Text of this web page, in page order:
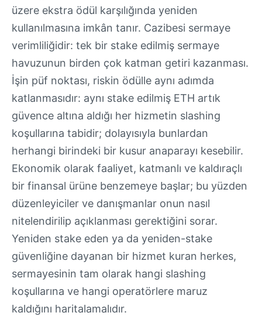
üzere ekstra ödül karşılığında yeniden
kullanılmasına imkân tanır. Cazibesi sermaye
verimliliğidir: tek bir stake edilmiş sermaye
havuzunun birden çok katman getiri kazanması.
İşin püf noktası, riskin ödülle aynı adımda
katlanmasıdır: aynı stake edilmiş ETH artık
güvence altına aldığı her hizmetin slashing
koşullarına tabidir; dolayısıyla bunlardan
herhangi birindeki bir kusur anaparayı kesebilir.
Ekonomik olarak faaliyet, katmanlı ve kaldıraçlı
bir finansal ürüne benzemeye başlar; bu yüzden
düzenleyiciler ve danışmanlar onun nasıl
nitelendirilip açıklanması gerektiğini sorar.
Yeniden stake eden ya da yeniden-stake
güvenliğine dayanan bir hizmet kuran herkes,
sermayesinin tam olarak hangi slashing
koşullarına ve hangi operatörlere maruz
kaldığını haritalamalıdır.